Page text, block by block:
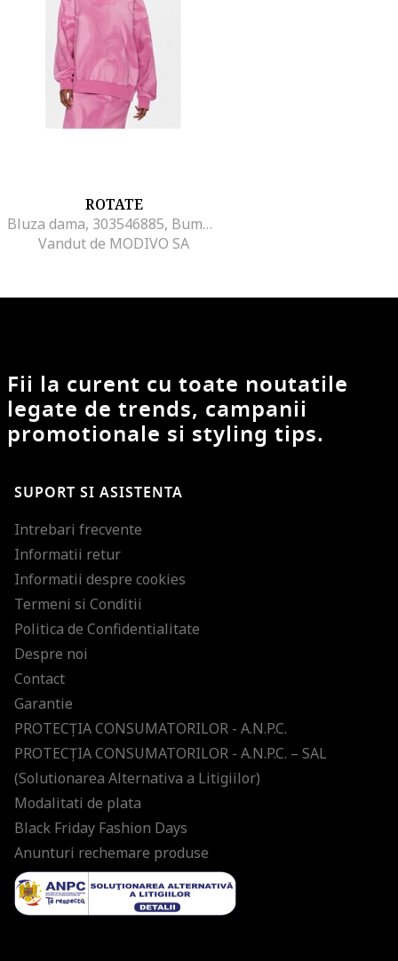
ROTATE
Bluza dama, 303546885, Bumbac organic, L INTL, Roz
Vandut de MODIVO SA
Fii la curent cu toate noutatile
legate de trends, campanii
promotionale si styling tips.
SUPORT SI ASISTENTA
Intrebari frecvente
Informatii retur
Informatii despre cookies
Termeni si Conditii
Politica de Confidentialitate
Despre noi
Contact
Garantie
PROTECŢIA CONSUMATORILOR - A.N.P.C.
PROTECŢIA CONSUMATORILOR - A.N.P.C. – SAL
(Solutionarea Alternativa a Litigiilor)
Modalitati de plata
Black Friday Fashion Days
Anunturi rechemare produse